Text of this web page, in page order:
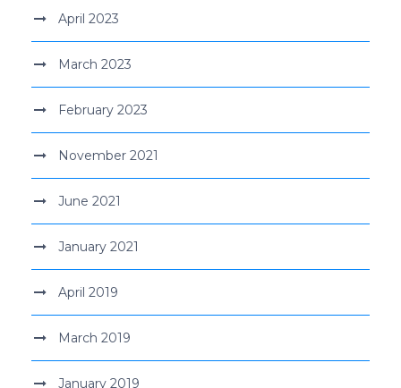
April 2023
March 2023
February 2023
November 2021
June 2021
January 2021
April 2019
March 2019
January 2019